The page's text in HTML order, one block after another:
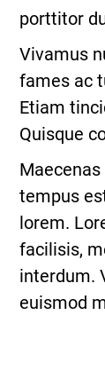
porttitor
Vivamus
fames ac
Etiam
Quisque
tempus
lorem.
facilisis,
interdum.
euismod